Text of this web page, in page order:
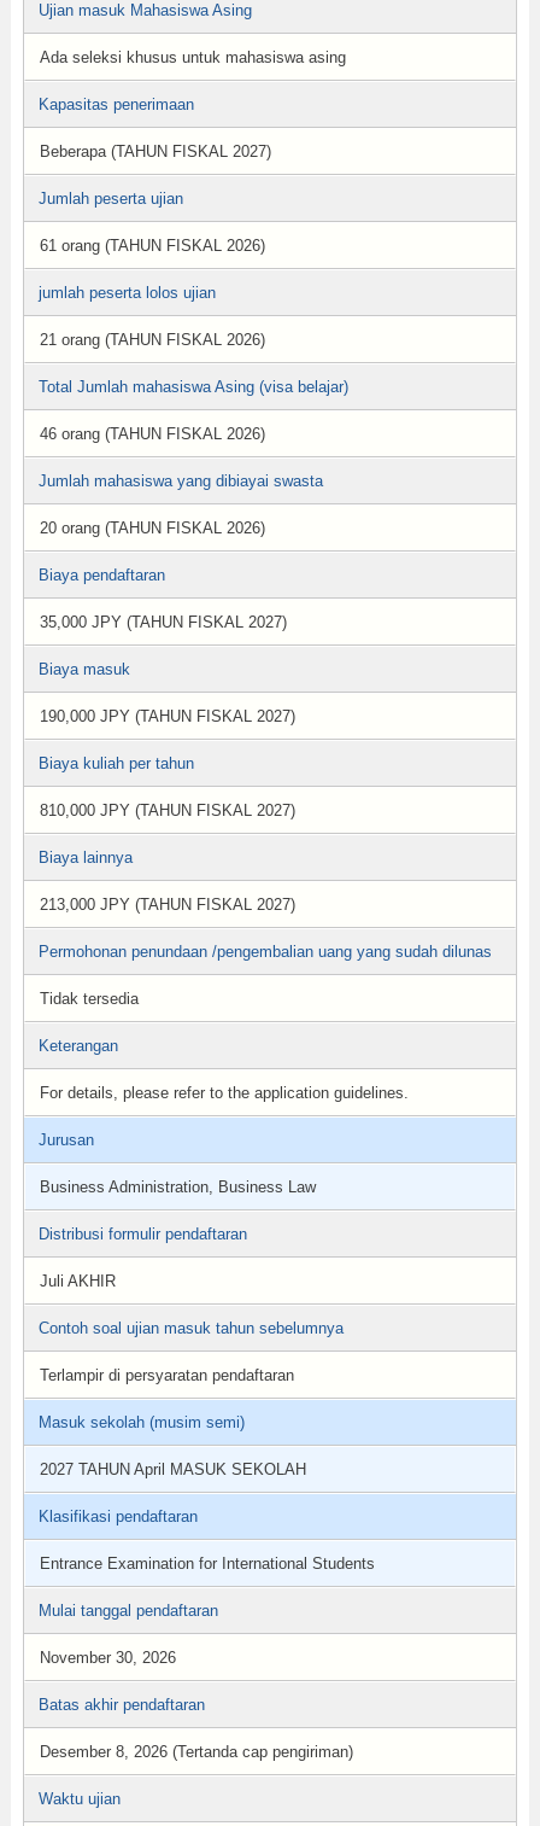
Ujian masuk Mahasiswa Asing
Ada seleksi khusus untuk mahasiswa asing
Kapasitas penerimaan
Beberapa (TAHUN FISKAL 2027)
Jumlah peserta ujian
61 orang (TAHUN FISKAL 2026)
jumlah peserta lolos ujian
21 orang (TAHUN FISKAL 2026)
Total Jumlah mahasiswa Asing (visa belajar)
46 orang (TAHUN FISKAL 2026)
Jumlah mahasiswa yang dibiayai swasta
20 orang (TAHUN FISKAL 2026)
Biaya pendaftaran
35,000 JPY (TAHUN FISKAL 2027)
Biaya masuk
190,000 JPY (TAHUN FISKAL 2027)
Biaya kuliah per tahun
810,000 JPY (TAHUN FISKAL 2027)
Biaya lainnya
213,000 JPY (TAHUN FISKAL 2027)
Permohonan penundaan /pengembalian uang yang sudah dilunas
Tidak tersedia
Keterangan
For details, please refer to the application guidelines.
Jurusan
Business Administration, Business Law
Distribusi formulir pendaftaran
Juli AKHIR
Contoh soal ujian masuk tahun sebelumnya
Terlampir di persyaratan pendaftaran
Masuk sekolah (musim semi)
2027 TAHUN April MASUK SEKOLAH
Klasifikasi pendaftaran
Entrance Examination for International Students
Mulai tanggal pendaftaran
November 30, 2026
Batas akhir pendaftaran
Desember 8, 2026 (Tertanda cap pengiriman)
Waktu ujian